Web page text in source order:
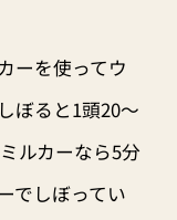
ーを使ってウ
ぼると1頭20～
ルカーなら5分
でしぼってい